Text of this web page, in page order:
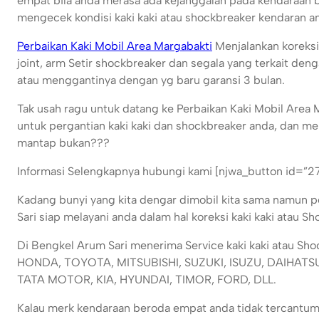
mengecek kondisi kaki kaki atau shockbreaker kendaran
Perbaikan Kaki Mobil Area Margabakti Menjalankan
joint, arm Setir shockbreaker dan segala yang terkait
atau menggantinya dengan yg baru garansi 3 bulan.
Tak usah ragu untuk datang ke Perbaikan Kaki Mobil
untuk pergantian kaki kaki dan shockbreaker anda, dan
mantap bukan???
Informasi Selengkapnya hubungi kami [njwa_button
Kadang bunyi yang kita dengar dimobil kita sama namun
Sari siap melayani anda dalam hal koreksi kaki kaki atau
Di Bengkel Arum Sari menerima Service kaki kaki atau
HONDA, TOYOTA, MITSUBISHI, SUZUKI, ISUZU,
TATA MOTOR, KIA, HYUNDAI, TIMOR, FORD, DLL.
Kalau merk kendaraan beroda empat anda tidak